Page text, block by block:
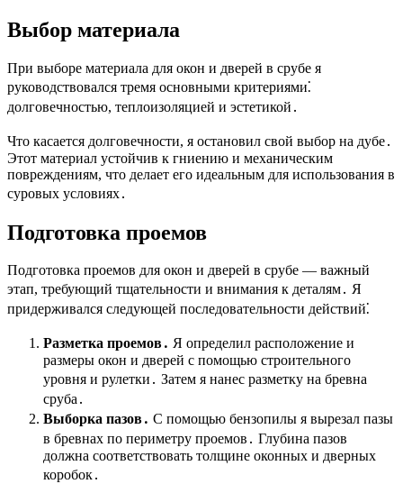
Выбор материала
При выборе материала для окон и дверей в срубе я
руководствовался тремя основными критериями⁚
долговечностью, теплоизоляцией и эстетикой․
Что касается долговечности, я остановил свой выбор на дубе․
Этот материал устойчив к гниению и механическим
повреждениям, что делает его идеальным для использования в
суровых условиях․
Подготовка проемов
Подготовка проемов для окон и дверей в срубе — важный
этап, требующий тщательности и внимания к деталям․ Я
придерживался следующей последовательности действий⁚
Разметка проемов․ Я определил расположение и
размеры окон и дверей с помощью строительного
уровня и рулетки․ Затем я нанес разметку на бревна
сруба․
Выборка пазов․ С помощью бензопилы я вырезал пазы
в бревнах по периметру проемов․ Глубина пазов
должна соответствовать толщине оконных и дверных
коробок․